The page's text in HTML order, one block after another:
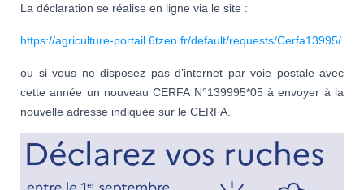
La déclaration se réalise en ligne via le site :
https://agriculture-portail.6tzen.fr/default/requests/Cerfa13995/
ou si vous ne disposez pas d’internet par voie postale avec
cette année un nouveau CERFA N°139995*05 à envoyer à la
nouvelle adresse indiquée sur le CERFA.